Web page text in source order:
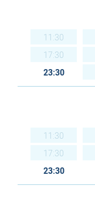
11:30
17:30
23:30
11:30
17:30
23:30